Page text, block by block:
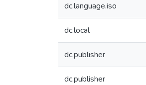
dc.language.iso
dc.local
dc.publisher
dc.publisher